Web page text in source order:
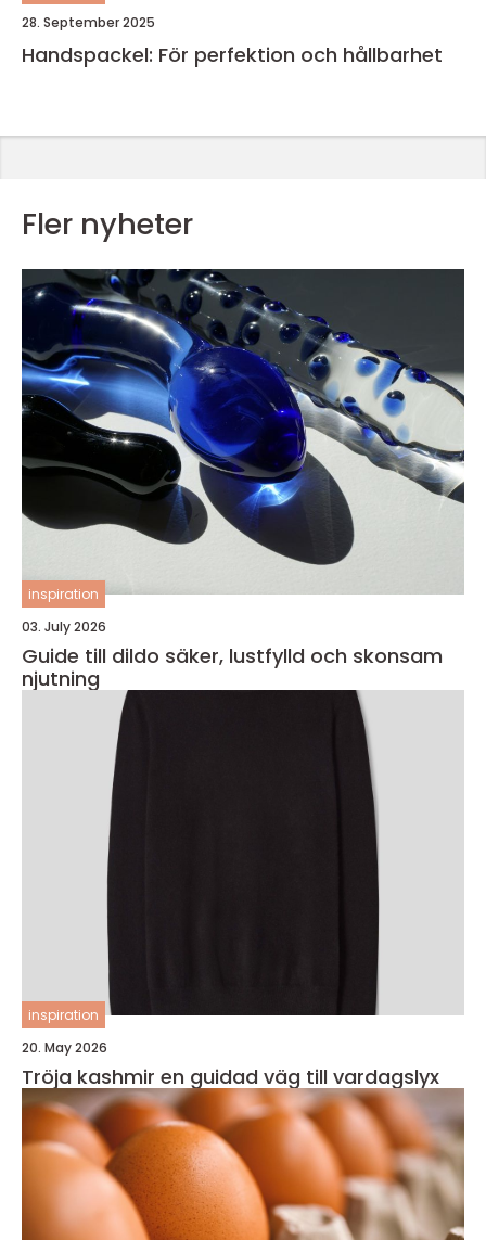
28. September 2025
Handspackel: För perfektion och hållbarhet
Fler nyheter
inspiration
03. July 2026
Guide till dildo säker, lustfylld och skonsam
njutning
inspiration
20. May 2026
Tröja kashmir en guidad väg till vardagslyx